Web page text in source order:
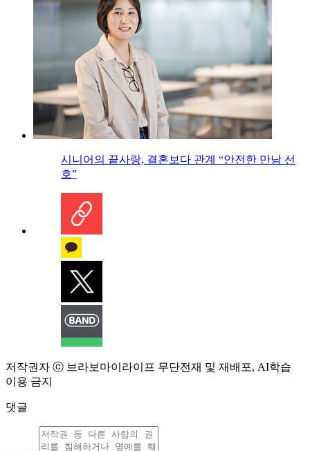
시니어의 끝사랑, 결혼보다 관계 “안전한 만남 선
호”
저작권자 ⓒ 브라보마이라이프 무단전재 및 재배포, AI학습
이용 금지
댓글